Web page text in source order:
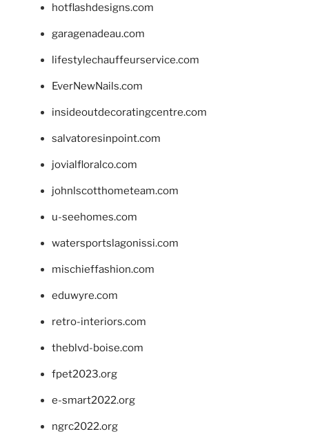
hotflashdesigns.com
garagenadeau.com
lifestylechauffeurservice.com
EverNewNails.com
insideoutdecoratingcentre.com
salvatoresinpoint.com
jovialfloralco.com
johnlscotthometeam.com
u-seehomes.com
watersportslagonissi.com
mischieffashion.com
eduwyre.com
retro-interiors.com
theblvd-boise.com
fpet2023.org
e-smart2022.org
ngrc2022.org